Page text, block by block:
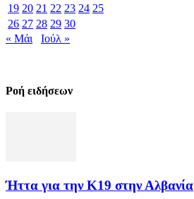
19 20 21 22 23 24 25
26 27 28 29 30
« Μάι
Ιούλ »
Ροή ειδήσεων
Ήττα για την Κ19 στην Αλβανία